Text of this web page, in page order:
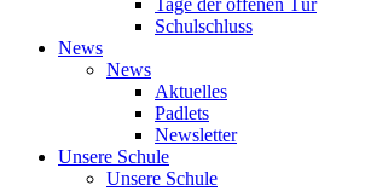
Tage der offenen Tür
Schulschluss
News
News
Aktuelles
Padlets
Newsletter
Unsere Schule
Unsere Schule